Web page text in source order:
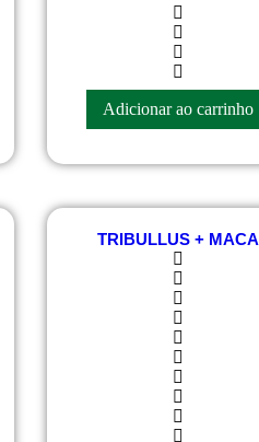
Adicionar ao carrinho
TRIBULLUS + MACA